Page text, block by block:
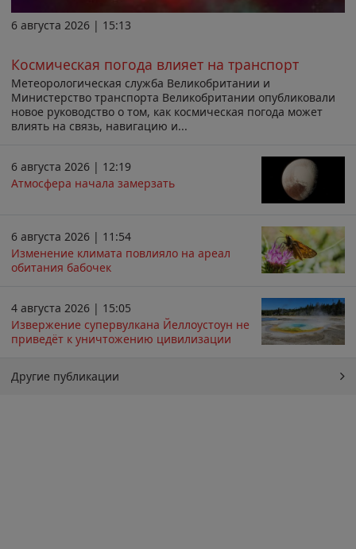
6 августа 2026 | 15:13
Космическая погода влияет на транспорт
Метеорологическая служба Великобритании и
Министерство транспорта Великобритании опубликовали
новое руководство о том, как космическая погода может
влиять на связь, навигацию и...
6 августа 2026 | 12:19
Атмосфера начала замерзать
6 августа 2026 | 11:54
Изменение климата повлияло на ареал
обитания бабочек
4 августа 2026 | 15:05
Извержение супервулкана Йеллоустоун не
приведёт к уничтожению цивилизации
Другие публикации